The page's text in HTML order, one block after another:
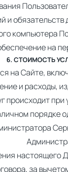
и
компьютера
на
6. СТОИМОСТЬ
на Сайте,
и расходы,
происходит
порядке
за